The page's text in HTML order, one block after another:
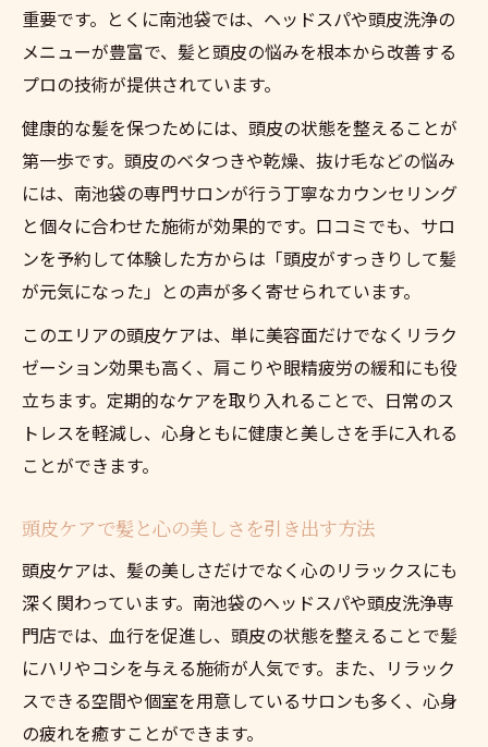
重要です。とくに南池袋では、ヘッドスパや頭皮洗浄の
メニューが豊富で、髪と頭皮の悩みを根本から改善する
プロの技術が提供されています。
健康的な髪を保つためには、頭皮の状態を整えることが
第一歩です。頭皮のベタつきや乾燥、抜け毛などの悩み
には、南池袋の専門サロンが行う丁寧なカウンセリング
と個々に合わせた施術が効果的です。口コミでも、サロ
ンを予約して体験した方からは「頭皮がすっきりして髪
が元気になった」との声が多く寄せられています。
このエリアの頭皮ケアは、単に美容面だけでなくリラク
ゼーション効果も高く、肩こりや眼精疲労の緩和にも役
立ちます。定期的なケアを取り入れることで、日常のス
トレスを軽減し、心身ともに健康と美しさを手に入れる
ことができます。
頭皮ケアで髪と心の美しさを引き出す方法
頭皮ケアは、髪の美しさだけでなく心のリラックスにも
深く関わっています。南池袋のヘッドスパや頭皮洗浄専
門店では、血行を促進し、頭皮の状態を整えることで髪
にハリやコシを与える施術が人気です。また、リラック
スできる空間や個室を用意しているサロンも多く、心身
の疲れを癒すことができます。